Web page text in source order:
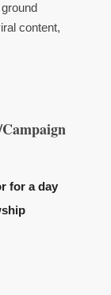
content,
Campaign
for a day